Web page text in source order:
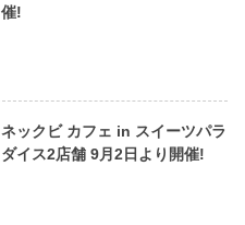
催!
ネックビ カフェ in スイーツパラ
ダイス2店舗 9月2日より開催!